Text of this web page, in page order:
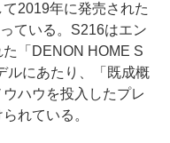
2019年に発売された
ている。S216はエン
「DENON HOME S
ルにあたり、「既成概
ハウを投入したプレ
れている。